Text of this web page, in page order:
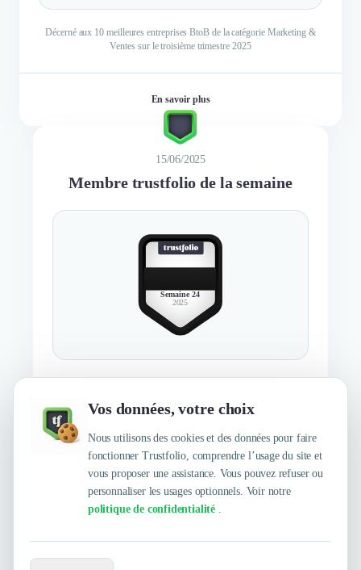
Vos données, votre choix
Nous utilisons des cookies et des données pour faire
fonctionner Trustfolio, comprendre l’usage du site et
vous proposer une assistance. Vous pouvez refuser ou
personnaliser les usages optionnels. Voir notre
politique de confidentialité .
Décerné aux 10 meilleures entreprises BtoB de la catégorie Marketing &
Ventes sur le troisième trimestre 2025
En savoir plus
15/06/2025
Membre trustfolio de la semaine
BEST
Semaine 24
2025
En savoir plus